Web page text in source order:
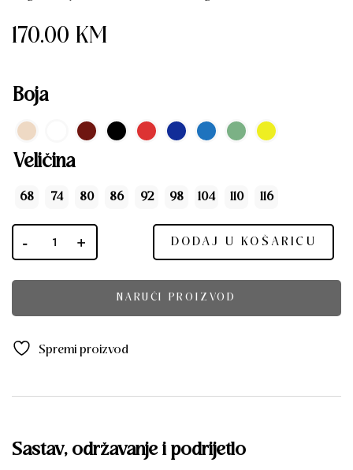
170.00 KM
Boja
Veličina
68 74 80 86 92 98 104 110 116
DODAJ U KOŠARICU
NARUČI PROIZVOD
Spremi proizvod
Sastav, održavanje i podrijetlo